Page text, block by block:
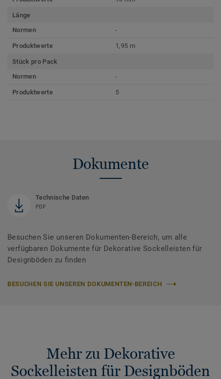
Länge
Normen
-
Produktwerte 1,95 m
Stück pro Pack
Normen
-
Produktwerte 5
Dokumente
Technische Daten
PDF
Besuchen Sie unseren Dokumenten-Bereich, um alle
verfügbaren Dokumente für Dekorative Sockelleisten für
Designböden zu finden
BESUCHEN SIE UNSEREN DOKUMENTEN-BEREICH
Mehr zu Dekorative
Sockelleisten für Designböden